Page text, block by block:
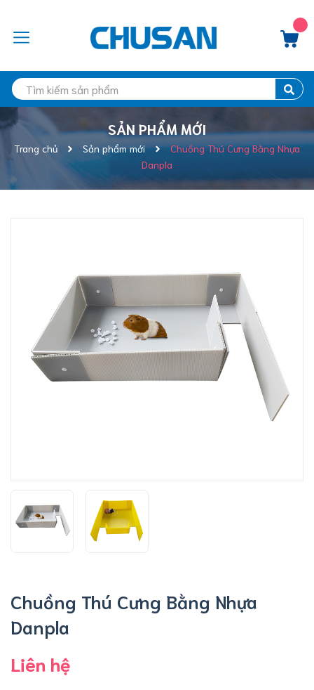
SẢN PHẨM MỚI
Trang chủ Sản phẩm mới
Chuồng Thú Cưng Bằng Nhựa
Danpla
Chuồng Thú Cưng Bằng Nhựa
Danpla
Liên hệ